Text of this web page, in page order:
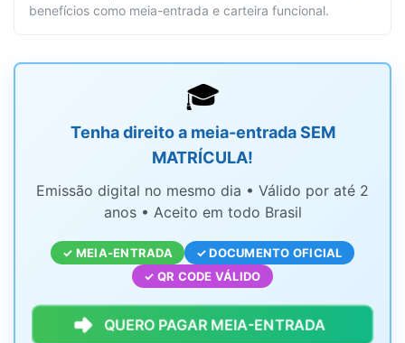
benefícios como meia-entrada e carteira funcional.
🎓
Tenha direito a meia-entrada SEM
MATRÍCULA!
Emissão digital no mesmo dia • Válido por até 2
anos • Aceito em todo Brasil
✓ MEIA-ENTRADA
✓ DOCUMENTO OFICIAL
✓ QR CODE VÁLIDO
QUERO PAGAR MEIA-ENTRADA